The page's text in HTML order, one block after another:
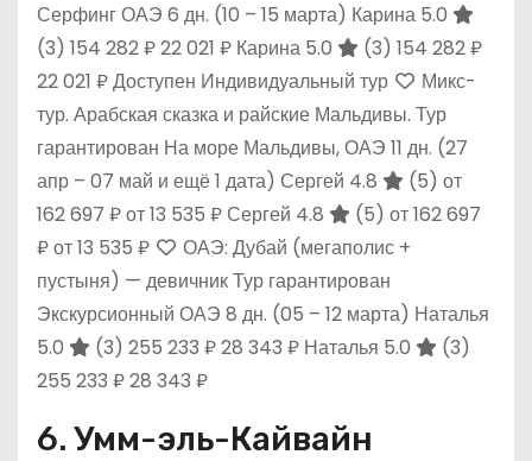
Серфинг ОАЭ 6 дн. (10 – 15 марта) Карина 5.0
(3) 154 282 ₽22 021 ₽ Карина 5.0 (3) 154 282 ₽
22 021 ₽Доступен Индивидуальный тур
Микс-
тур. Арабская сказка и райские Мальдивы. Тур
гарантирован На море Мальдивы, ОАЭ 11 дн. (27
апр – 07 май и ещё 1 дата) Сергей 4.8 (5) от
162 697 ₽от 13 535 ₽Сергей 4.8 (5) от 162 697
₽от 13 535 ₽
ОАЭ: Дубай (мегаполис +
пустыня) — девичник Тур гарантирован
Экскурсионный ОАЭ 8 дн. (05 – 12 марта) Наталья
5.0
(3) 255 233 ₽28 343 ₽ Наталья 5.0
(3)
255 233 ₽28 343 ₽
6. Умм-эль-Кайвайн